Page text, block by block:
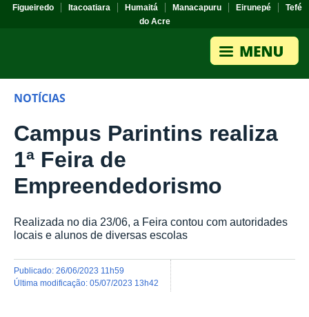
Figueiredo
Itacoatiara Humaitá Manacapuru Eirunepé
Tefé
do Acre
NOTÍCIAS
Campus Parintins realiza
1ª Feira de
Empreendedorismo
Realizada no dia 23/06, a Feira contou com autoridades
locais e alunos de diversas escolas
publicado: 26/06/2023 11h59
última modificação: 05/07/2023 13h42